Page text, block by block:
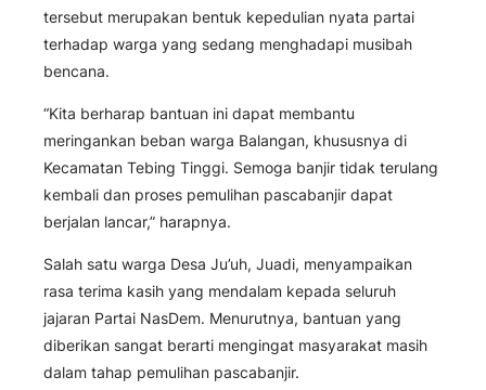
tersebut merupakan bentuk kepedulian nyata partai
terhadap warga yang sedang menghadapi musibah
bencana.
“Kita berharap bantuan ini dapat membantu
meringankan beban warga Balangan, khususnya di
Kecamatan Tebing Tinggi. Semoga banjir tidak terulang
kembali dan proses pemulihan pascabanjir dapat
berjalan lancar,” harapnya.
Salah satu warga Desa Ju’uh, Juadi, menyampaikan
rasa terima kasih yang mendalam kepada seluruh
jajaran Partai NasDem. Menurutnya, bantuan yang
diberikan sangat berarti mengingat masyarakat masih
dalam tahap pemulihan pascabanjir.